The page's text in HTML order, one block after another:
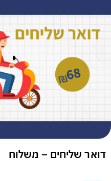
דואר שליחים – משלוח